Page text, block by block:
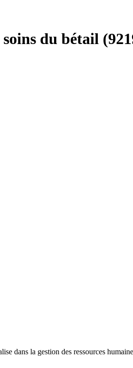
du bétail
dans la gestion des ressources